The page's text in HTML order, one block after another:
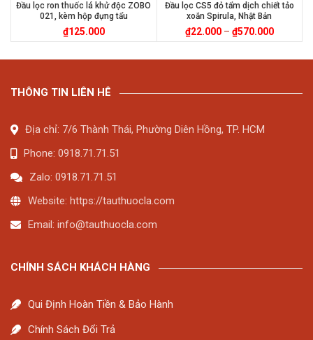
Đầu lọc ron thuốc lá khử độc ZOBO
021, kèm hộp đựng tẩu
₫125.000
Đầu lọc CS5 đỏ tẩm dịch chiết tảo
xoắn Spirula, Nhật Bản
₫22.000– ₫570.000
THÔNG TIN LIÊN HÊ
Địa chỉ: 7/6 Thành Thái, Phường Diên Hồng, TP. HCM
Phone: 0918.71.71.51
Zalo: 0918.71.71.51
Website: https://tauthuocla.com
Email: info@tauthuocla.com
CHÍNH SÁCH KHÁCH HÀNG
Qui Định Hoàn Tiền & Bảo Hành
Chính Sách Đổi Trả